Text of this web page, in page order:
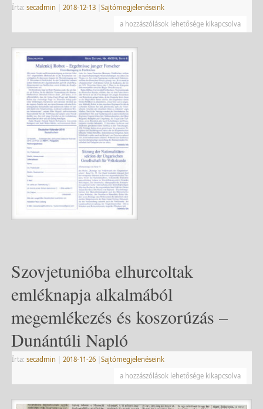
Írta: secadmin 2018-12-13
Sajtómegjelenéseink
a hozzászólások lehetősége kikapcsolva
Szovjetunióba elhurcoltak
emléknapja alkalmából
megemlékezés és koszorúzás –
Dunántúli Napló
Írta: secadmin 2018-11-26
Sajtómegjelenéseink
a hozzászólások lehetősége kikapcsolva